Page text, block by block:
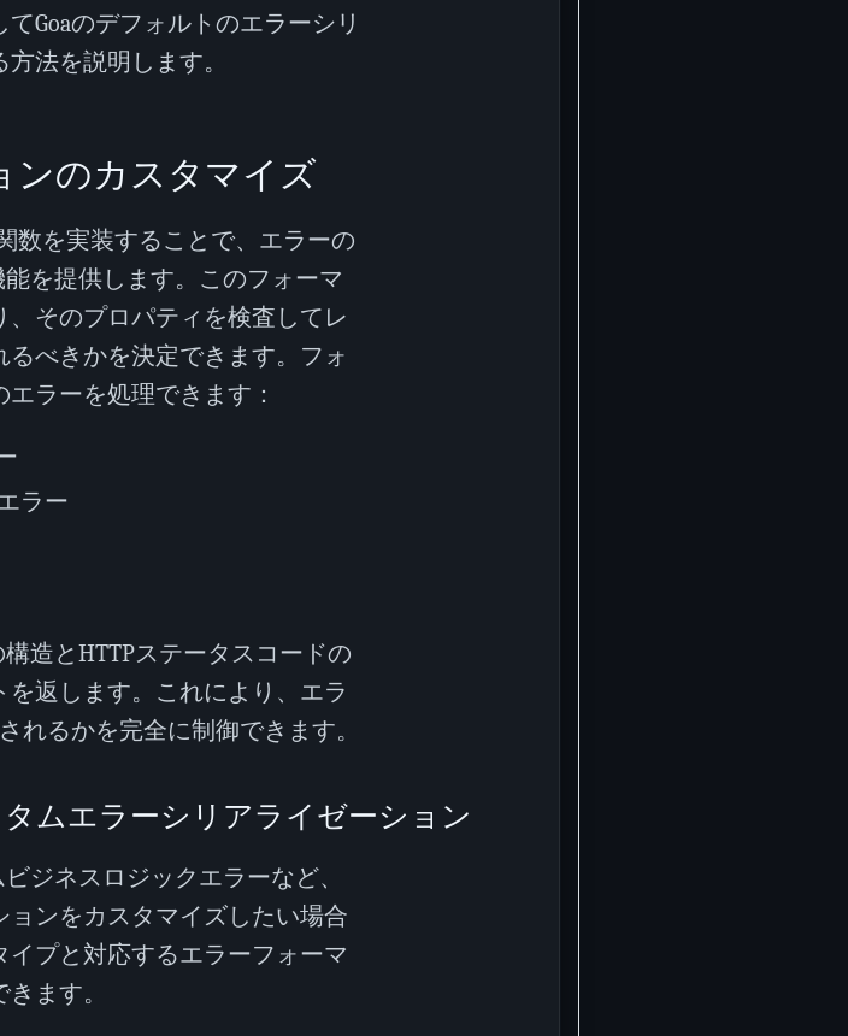
Goaのデフォルトのエラーシリ
法を説明します。
ンのカスタマイズ
数を実装することで、エラーの
を提供します。このフォーマ
そのプロパティを検査してレ
べきかを決定できます。フォ
ラーを処理できます：
ラー
造とHTTPステータスコードの
返します。これにより、エラ
れるかを完全に制御できます。
ムエラーシリアライゼーション
ジネスロジックエラーなど、
ンをカスタマイズしたい場合
プと対応するエラーフォーマ
ます。